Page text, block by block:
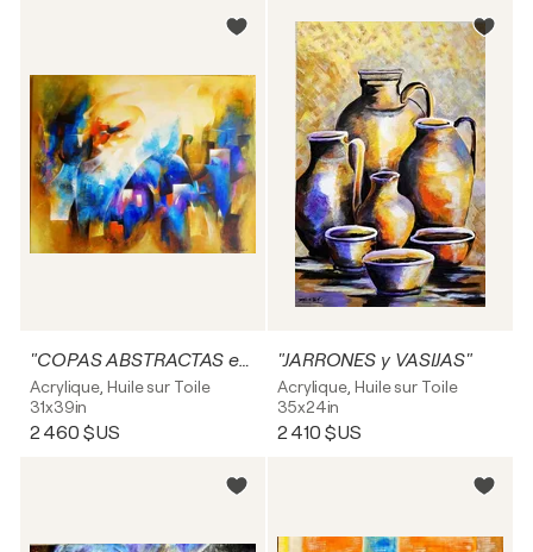
"COPAS ABSTRACTAS en AMARILLO"
Acrylique, Huile sur Toile
31x39in
2 460 $US
"JARRONES y VASIJAS"
Acrylique, Huile sur Toile
35x24in
2 410 $US